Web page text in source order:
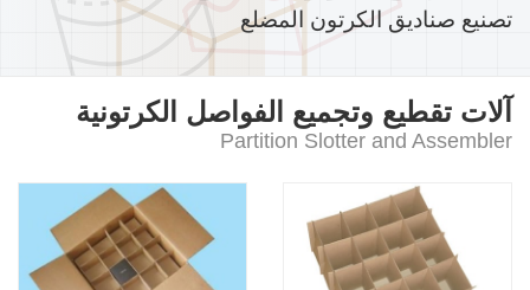
تصنيع صناديق الكرتون المضلع
آلات تقطيع وتجميع الفواصل الكرتونية
Partition Slotter and Assembler